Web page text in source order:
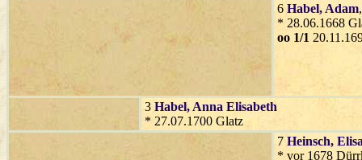
6 Habel, Adam
* 28.06.1668
oo 1/1
3 Habel, Anna Elisabeth
* 27.07.1700 Glatz
7 Heinsch,
* vor 1678